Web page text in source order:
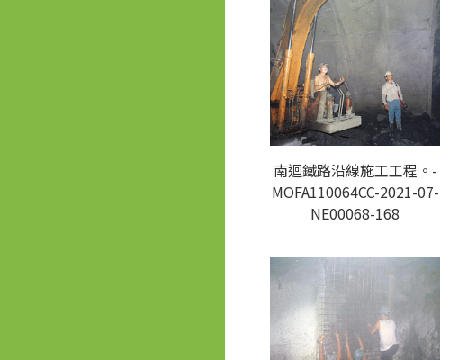
南迴鐵路沿線施工工程。-
MOFA110064CC-2021-07-
NE00068-168